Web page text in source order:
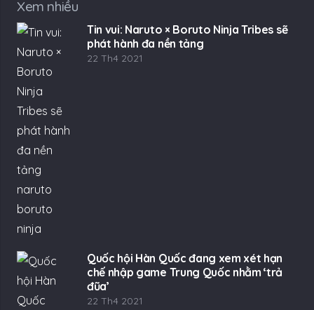
Xem nhiều
Tin vui: Naruto × Boruto Ninja Tribes sẽ
phát hành đa nền tảng
22 Th4 2021
Quốc hội Hàn Quốc đang xem xét hạn
chế nhập game Trung Quốc nhằm ‘trả
đũa’
22 Th4 2021